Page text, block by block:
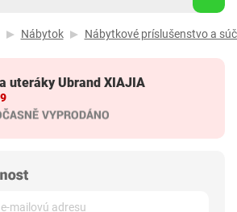
Nábytok Nábytkové príslušenstvo a
uteráky Ubrand XIAJIA